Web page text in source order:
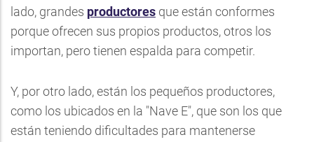
lado, grandes productores que están conformes
porque ofrecen sus propios productos, otros los
importan, pero tienen espalda para competir.
Y, por otro lado, están los pequeños productores,
como los ubicados en la "Nave E", que son los que
están teniendo dificultades para mantenerse